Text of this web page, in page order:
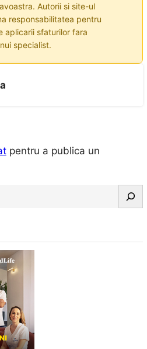
Autorii si site-ul
responsabilitatea pentru
aplicarii sfaturilor fara
specialist.
pentru a publica un